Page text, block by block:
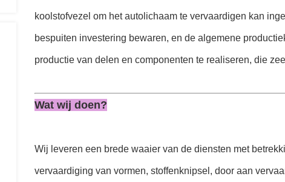
koolstofvezel om het autolichaam te vervaardigen kan
bespuiten investering bewaren, en de algemene
productie van delen en componenten te realiseren, die
Wat wij doen?
Wij leveren een brede waaier van de diensten met
vervaardiging van vormen, stoffenknipsel, door aan